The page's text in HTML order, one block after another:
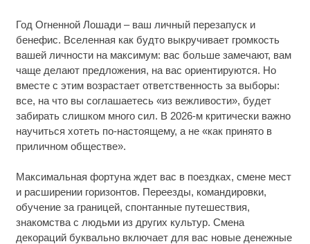
Год Огненной Лошади – ваш личный перезапуск и
бенефис. Вселенная как будто выкручивает громкость
вашей личности на максимум: вас больше замечают, вам
чаще делают предложения, на вас ориентируются. Но
вместе с этим возрастает ответственность за выборы:
все, на что вы соглашаетесь «из вежливости», будет
забирать слишком много сил. В 2026-м критически важно
научиться хотеть по-настоящему, а не «как принято в
приличном обществе».
Максимальная фортуна ждет вас в поездках, смене мест
и расширении горизонтов. Переезды, командировки,
обучение за границей, спонтанные путешествия,
знакомства с людьми из других культур. Смена
декораций буквально включает для вас новые денежные